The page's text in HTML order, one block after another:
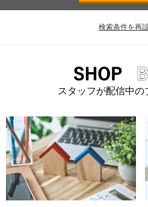
検索条件を再
スタッフが配信中の